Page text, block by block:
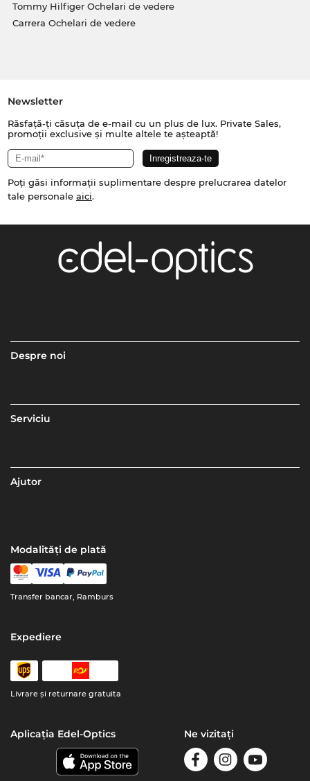
Tommy Hilfiger Ochelari de vedere
Carrera Ochelari de vedere
Newsletter
Răsfață-ți căsuța de e-mail cu un plus de lux. Private Sales,
promoții exclusive și multe altele te așteaptă!
Poți găsi informații suplimentare despre prelucrarea datelor
tale personale aici.
Despre noi
Serviciu
Ajutor
Modalități de plată
Transfer bancar, Ramburs
Expediere
Livrare şi returnare gratuita
Aplicația Edel-Optics Ne vizitați